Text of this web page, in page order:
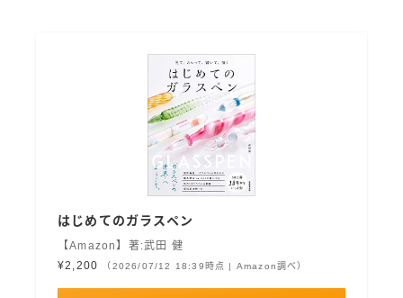
はじめてのガラスペン
【Amazon】著:武田 健
¥2,200
（2026/07/12 18:39時点 | Amazon調べ）